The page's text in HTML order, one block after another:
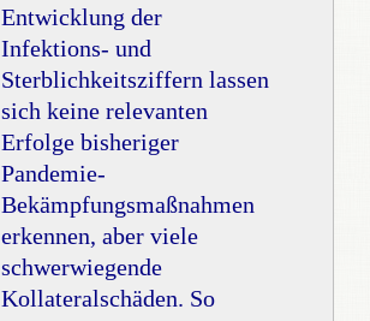
Entwicklung der
Infektions- und
Sterblichkeitsziffern lassen
sich keine relevanten
Erfolge bisheriger
Pandemie-
Bekämpfungsmaßnahmen
erkennen, aber viele
schwerwiegende
Kollateralschäden. So